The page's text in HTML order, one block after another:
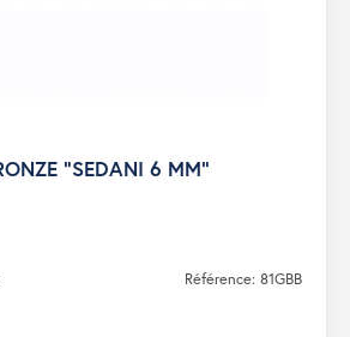
"SEDANI 6 MM"
Référence: 81GBB